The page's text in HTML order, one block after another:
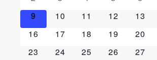
eventos
0
eventos
9
0
10
0
11
0
12
0
13
0
16
0
17
0
18
0
19
0
20
0
23
0
24
0
25
0
26
0
27